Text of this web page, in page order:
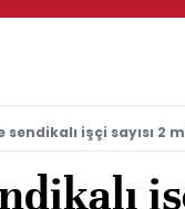
işçi sayısı 2